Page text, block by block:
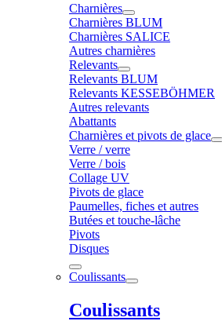
Charnières
Charnières BLUM
Charnières SALICE
Autres charnières
Relevants
Relevants BLUM
Relevants KESSEBÖHMER
Autres relevants
Abattants
Charnières et pivots de glace
Verre / verre
Verre / bois
Collage UV
Pivots de glace
Paumelles, fiches et autres
Butées et touche-lâche
Pivots
Disques
Coulissants
Coulissants